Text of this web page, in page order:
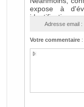
Adresse email :
Votre commentaire: